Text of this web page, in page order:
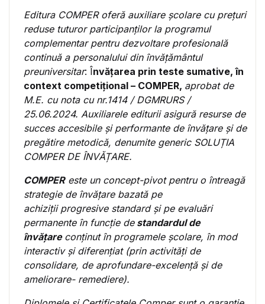
Editura COMPER oferă auxiliare școlare cu prețuri
reduse tuturor participanților la programul
complementar pentru dezvoltare profesională
continuă a personalului din învățământul
preuniversitar: Învățarea prin teste sumative, în
context competițional – COMPER, aprobat de
M.E. cu nota cu nr.1414 / DGMRURS /
25.06.2024. Auxiliarele editurii asigură resurse de
succes accesibile și performante de învățare și de
pregătire metodică, denumite generic SOLUȚIA
COMPER DE ÎNVĂȚARE.
COMPEReste un concept-pivot pentru o întreagă
strategie de învățare bazată pe
achiziții progresive standard și pe evaluări
permanente în funcție destandardul de
învățare conținut în programele școlare, în mod
interactiv și diferențiat (prin activități de
consolidare, de aprofundare-excelență și de
ameliorare- remediere).